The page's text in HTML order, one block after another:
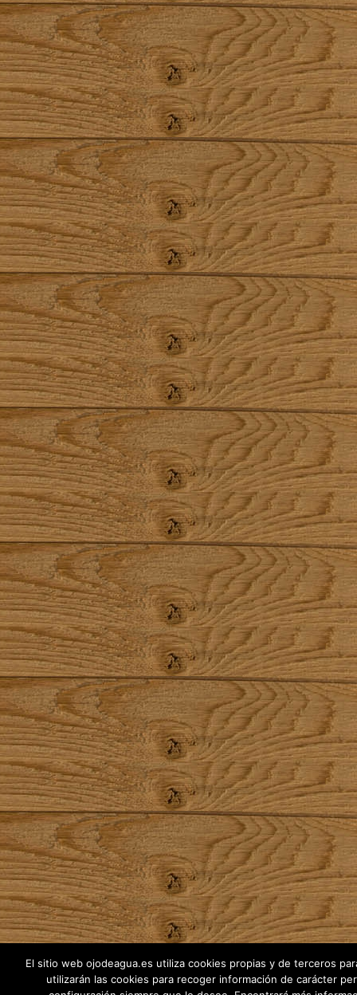
El sitio web ojodeagua.es utiliza cookies propias y de terceros
utilizarán las cookies para recoger información de carácter